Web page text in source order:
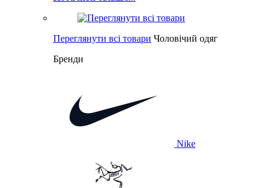
Переглянути всі товари Чоловічий одяг
Бренди
Nike